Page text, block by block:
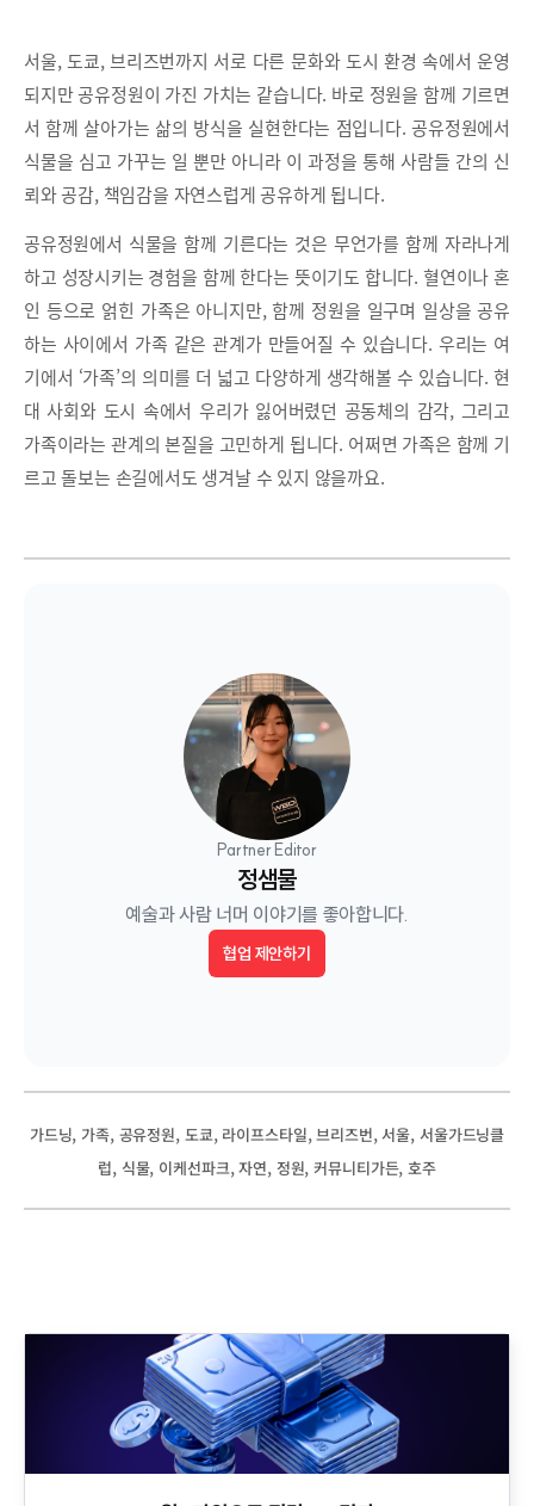
서울, 도쿄, 브리즈번까지 서로 다른 문화와 도시 환경 속에서 운영
되지만 공유정원이 가진 가치는 같습니다. 바로 정원을 함께 기르면
서 함께 살아가는 삶의 방식을 실현한다는 점입니다. 공유정원에서
식물을 심고 가꾸는 일 뿐만 아니라 이 과정을 통해 사람들 간의 신
뢰와 공감, 책임감을 자연스럽게 공유하게 됩니다.
공유정원에서 식물을 함께 기른다는 것은 무언가를 함께 자라나게
하고 성장시키는 경험을 함께 한다는 뜻이기도 합니다. 혈연이나 혼
인 등으로 얽힌 가족은 아니지만, 함께 정원을 일구며 일상을 공유
하는 사이에서 가족 같은 관계가 만들어질 수 있습니다. 우리는 여
기에서 ‘가족’의 의미를 더 넓고 다양하게 생각해볼 수 있습니다. 현
대 사회와 도시 속에서 우리가 잃어버렸던 공동체의 감각, 그리고
가족이라는 관계의 본질을 고민하게 됩니다. 어쩌면 가족은 함께 기
르고 돌보는 손길에서도 생겨날 수 있지 않을까요.
Partner Editor
정샘물
예술과 사람 너머 이야기를 좋아합니다.
협업 제안하기
가드닝, 가족, 공유정원, 도쿄, 라이프스타일, 브리즈번, 서울, 서울가드닝클
럽, 식물, 이케선파크, 자연, 정원, 커뮤니티가든, 호주